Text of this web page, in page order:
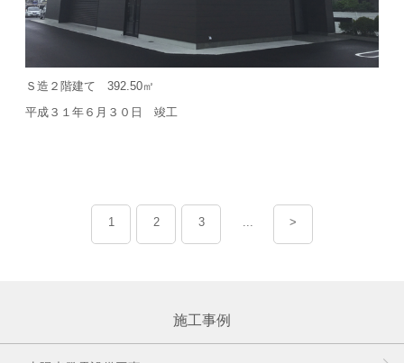
Ｓ造２階建て 392.50㎡
平成３１年６月３０日 竣工
1 2 3 ... >
施工事例